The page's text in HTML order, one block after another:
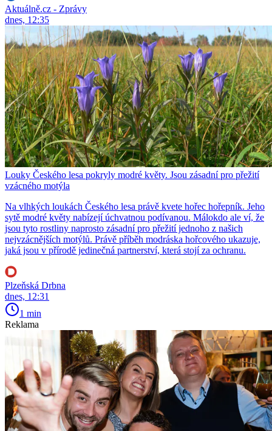
Aktuálně.cz - Zprávy
dnes, 12:35
Louky Českého lesa pokryly modré květy. Jsou zásadní pro přežití
vzácného motýla
Na vlhkých loukách Českého lesa právě kvete hořec hořepník. Jeho
sytě modré květy nabízejí úchvatnou podívanou. Málokdo ale ví, že
jsou tyto rostliny naprosto zásadní pro přežití jednoho z našich
nejvzácnějších motýlů. Právě příběh modráska hořcového ukazuje,
jaká jsou v přírodě jedinečná partnerství, která stojí za ochranu.
Plzeňská Drbna
dnes, 12:31
1 min
Reklama